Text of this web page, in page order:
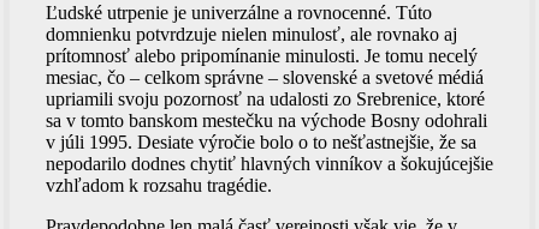
Ľudské utrpenie je univerzálne a rovnocenné. Túto
domnienku potvrdzuje nielen minulosť, ale rovnako aj
prítomnosť alebo pripomínanie minulosti. Je tomu necelý
mesiac, čo – celkom správne – slovenské a svetové médiá
upriamili svoju pozornosť na udalosti zo Srebrenice, ktoré
sa v tomto banskom mestečku na východe Bosny odohrali
v júli 1995. Desiate výročie bolo o to nešťastnejšie, že sa
nepodarilo dodnes chytiť hlavných vinníkov a šokujúcejšie
vzhľadom k rozsahu tragédie.